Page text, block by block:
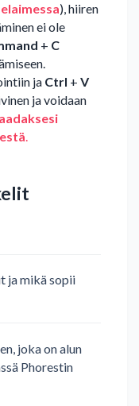
), hiiren
ei ole
+ C
ja Ctrl + V
ja voidaan
.
ja mikä sopii
joka on alun
Phorestin